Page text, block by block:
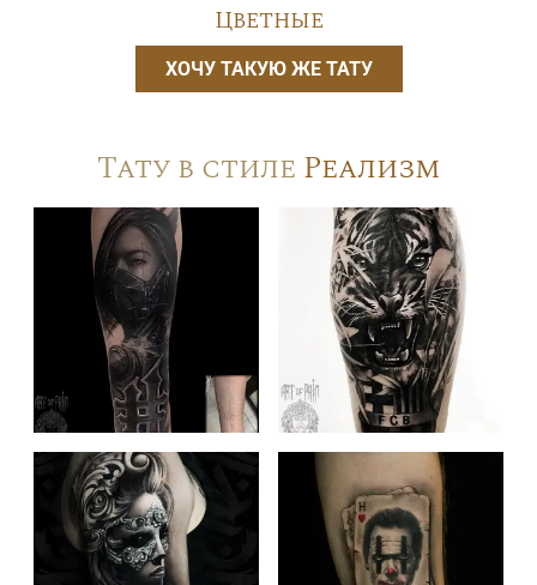
Цветные
ХОЧУ ТАКУЮ ЖЕ ТАТУ
Тату в стиле Реализм